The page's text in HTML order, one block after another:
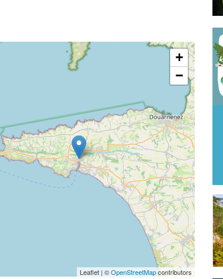
+
−
Leaflet | ©OpenStreetMapcontributors